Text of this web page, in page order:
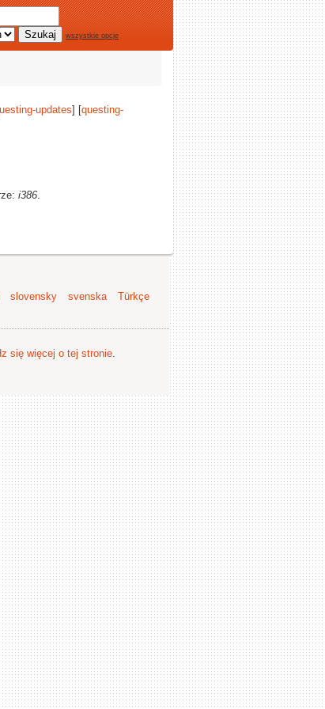
wszystkie opcje
updates] [questing-
i386.
slovensky svenska
Türkçe
się więcej o tej stronie.